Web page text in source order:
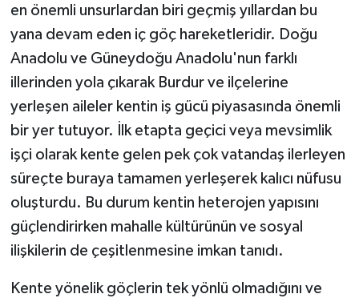
en önemli unsurlardan biri geçmiş yıllardan bu
yana devam eden iç göç hareketleridir. Doğu
Anadolu ve Güneydoğu Anadolu'nun farklı
illerinden yola çıkarak Burdur ve ilçelerine
yerleşen aileler kentin iş gücü piyasasında önemli
bir yer tutuyor. İlk etapta geçici veya mevsimlik
işçi olarak kente gelen pek çok vatandaş ilerleyen
süreçte buraya tamamen yerleşerek kalıcı nüfusu
oluşturdu. Bu durum kentin heterojen yapısını
güçlendirirken mahalle kültürünün ve sosyal
ilişkilerin de çeşitlenmesine imkan tanıdı.
Kente yönelik göçlerin tek yönlü olmadığını ve